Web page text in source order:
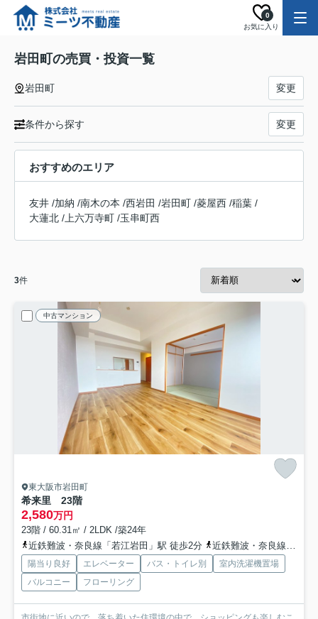
お気に入り
0
岩田町の売買・投資一覧
岩田町 変更
条件から探す 変更
おすすめのエリア
友井 /加納 /南木の本 /西岩田 /岩田町 /菱屋西 /稲葉 /
大蓮北 / 上六万寺町 /玉串町西
3件
中古マンション
東大阪市岩田町
希来里 23階
2,580万円
23階 / 60.31㎡ / 2LDK /築24年
近鉄難波・奈良線「若江岩田」駅 徒歩2分
近鉄難波・奈良線「河内花園」駅 徒歩12分
陽当り良好 エレベーター バス・トイレ別
室内洗濯機置場
バルコニー
フローリング